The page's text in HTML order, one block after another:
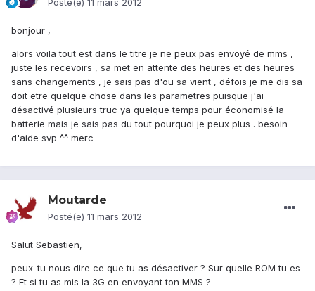
Posté(e) 11 mars 2012
bonjour ,
alors voila tout est dans le titre je ne peux pas envoyé de mms ,
juste les recevoirs , sa met en attente des heures et des heures
sans changements , je sais pas d'ou sa vient , défois je me dis sa
doit etre quelque chose dans les parametres puisque j'ai
désactivé plusieurs truc ya quelque temps pour économisé la
batterie mais je sais pas du tout pourquoi je peux plus . besoin
d'aide svp ^^ merc
Moutarde
Posté(e) 11 mars 2012
Salut Sebastien,
peux-tu nous dire ce que tu as désactiver ? Sur quelle ROM tu es
? Et si tu as mis la 3G en envoyant ton MMS ?